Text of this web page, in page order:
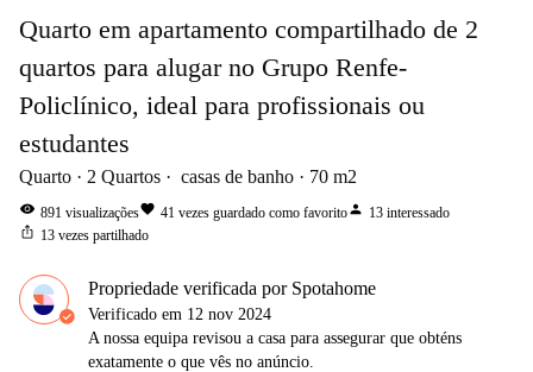
Quarto em apartamento compartilhado de 2
quartos para alugar no Grupo Renfe-
Policlínico, ideal para profissionais ou
estudantes
Quarto 2 Quartos casas de banho 70 m2
visibility 891 visualizaçõesfavorite 41 vezes guardado como favoritoperson 13 interessado
ios_share 13 vezes partilhado
Propriedade verificada por Spotahome
Verificado em 12 nov 2024
A nossa equipa revisou a casa para assegurar que obténs
exatamente o que vês no anúncio.